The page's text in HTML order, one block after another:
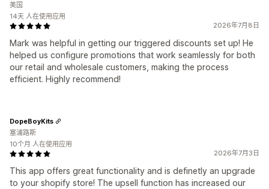
2026年7月8日
Mark was helpful in getting our triggered discounts set up! He
helped us configure promotions that work seamlessly for both
our retail and wholesale customers, making the process
efficient. Highly recommend!
美国
14天 人在使用应用
2026年7月3日
This app offers great functionality and is definetly an upgrade
to your shopify store! The upsell function has increased our
DopeBoyKits
塞浦路斯
10个月 人在使用应用